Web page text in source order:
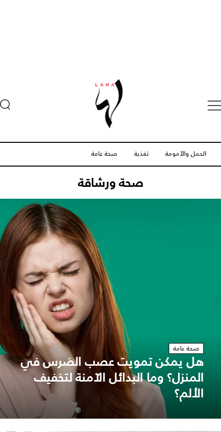
الحمل والآمومة تغذية صحة عامة
صحة ورشاقة
صحة عامة
هل يمكن تمويت عصب الضرس في
المنزل؟ وما البدائل الآمنة لتخفيف
الألم؟